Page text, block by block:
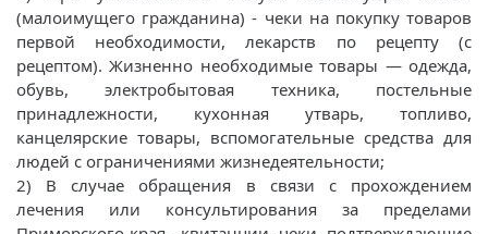
(малоимущего гражданина) - чеки на покупку товаров
первой необходимости, лекарств по рецепту (с
рецептом). Жизненно необходимые товары — одежда,
обувь, электробытовая техника, постельные
принадлежности, кухонная утварь, топливо,
канцелярские товары, вспомогательные средства для
людей с ограничениями жизнедеятельности;
2) В случае обращения в связи с прохождением
лечения или консультирования за пределами